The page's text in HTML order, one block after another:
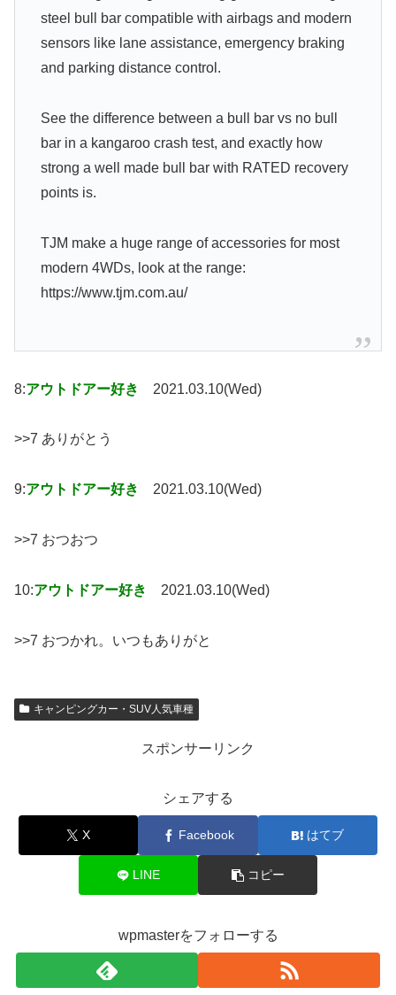
steel bull bar compatible with airbags and modern
sensors like lane assistance, emergency braking
and parking distance control.
See the difference between a bull bar vs no bull
bar in a kangaroo crash test, and exactly how
strong a well made bull bar with RATED recovery
points is.
TJM make a huge range of accessories for most
modern 4WDs, look at the range:
https://www.tjm.com.au/
8:アウトドアー好き 2021.03.10(Wed)
>>7 ありがとう
9:アウトドアー好き 2021.03.10(Wed)
>>7 おつおつ
10:アウトドアー好き 2021.03.10(Wed)
>>7 おつかれ。いつもありがと
キャンピングカー・SUV人気車種
スポンサーリンク
シェアする
X Facebook はてブ
LINE コピー
wpmasterをフォローする